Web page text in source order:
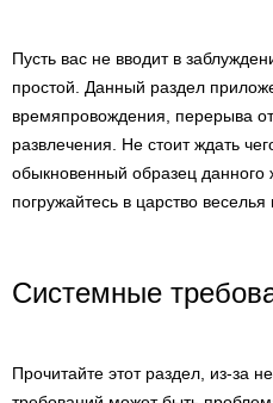
Пусть вас не вводит в
простой. Данный раздел
времяпровождения, перерыва
развлечения. Не стоит ждать
обыкновенный образец
погружайтесь в царство
Системные
Прочитайте этот раздел, из-за